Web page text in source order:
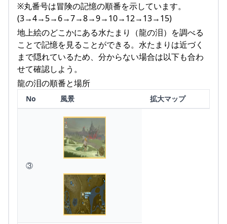
※丸番号は冒険の記憶の順番を示しています。
(3→4→5→6→7→8→9→10→12→13→15)
地上絵のどこかにある水たまり（龍の泪）を調べる
ことで記憶を見ることができる。水たまりは近づく
まで隠れているため、分からない場合は以下も合わ
せて確認しよう。
龍の泪の順番と場所
No 風景 拡大マップ
③